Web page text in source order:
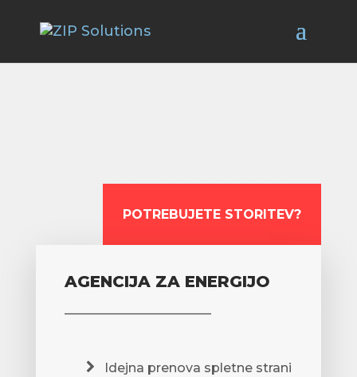
POTREBUJETE STORITEV?
AGENCIJA ZA ENERGIJO
Idejna prenova spletne strani